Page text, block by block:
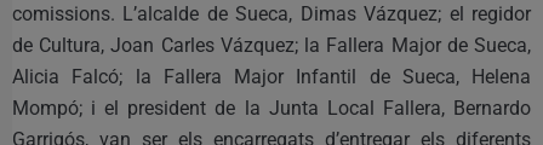
comissions. L’alcalde de Sueca, Dimas Vázquez; el regidor
de Cultura, Joan Carles Vázquez; la Fallera Major de Sueca,
Alicia Falcó; la Fallera Major Infantil de Sueca, Helena
Mompó; i el president de la Junta Local Fallera, Bernardo
Garrigós, van ser els encarregats d’entregar els diferents